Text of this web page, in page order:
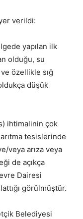
verildi:
yapılan ilk
olduğu, su
özellikle sığ
düşük
ihtimalinin çok
tesislerinde
veya arıza veya
de açıkça
Dairesi
görülmüştür.
Belediyesi